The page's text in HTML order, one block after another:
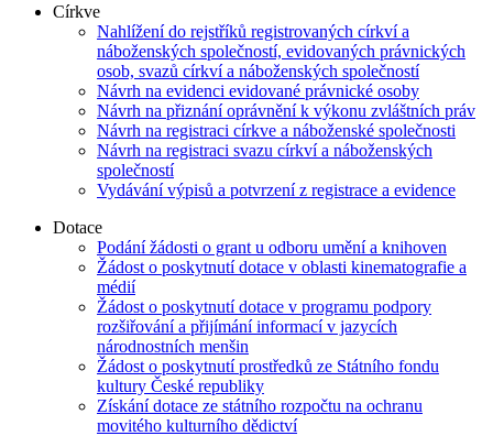
Církve
Nahlížení do rejstříků registrovaných církví a
náboženských společností, evidovaných právnických
osob, svazů církví a náboženských společností
Návrh na evidenci evidované právnické osoby
Návrh na přiznání oprávnění k výkonu zvláštních práv
Návrh na registraci církve a náboženské společnosti
Návrh na registraci svazu církví a náboženských
společností
Vydávání výpisů a potvrzení z registrace a evidence
Dotace
Podání žádosti o grant u odboru umění a knihoven
Žádost o poskytnutí dotace v oblasti kinematografie a
médií
Žádost o poskytnutí dotace v programu podpory
rozšiřování a přijímání informací v jazycích
národnostních menšin
Žádost o poskytnutí prostředků ze Státního fondu
kultury České republiky
Získání dotace ze státního rozpočtu na ochranu
movitého kulturního dědictví